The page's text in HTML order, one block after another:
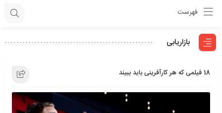
فهرست
بازاریابی
18 فیلمی که هر کارآفرینی باید ببیند